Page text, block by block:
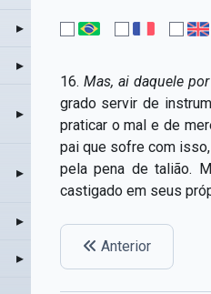
▸
▸
▸
▸
▸
▸
16. Mas, ai daquele
grado servir de
praticar o mal e de
pai que sofre com
pela pena de talião.
castigado em seus
Anterior